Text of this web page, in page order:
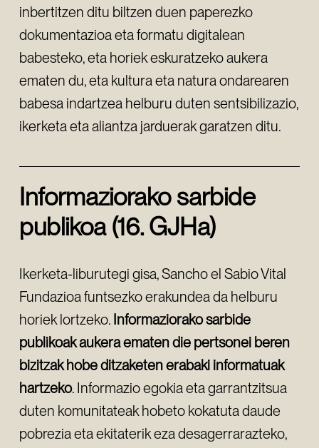
inbertitzen ditu biltzen duen paperezko
dokumentazioa eta formatu digitalean
babesteko, eta horiek eskuratzeko aukera
ematen du, eta kultura eta natura ondarearen
babesa indartzea helburu duten sentsibilizazio,
ikerketa eta aliantza jarduerak garatzen ditu.
Informaziorako sarbide
publikoa (16. GJHa)
Ikerketa-liburutegi gisa, Sancho el Sabio Vital
Fundazioa funtsezko erakundea da helburu
horiek lortzeko. Informaziorako sarbide
publikoak aukera ematen die pertsonei beren
bizitzak hobe ditzaketen erabaki informatuak
hartzeko. Informazio egokia eta garrantzitsua
duten komunitateak hobeto kokatuta daude
pobrezia eta ekitaterik eza desagerrarazteko,